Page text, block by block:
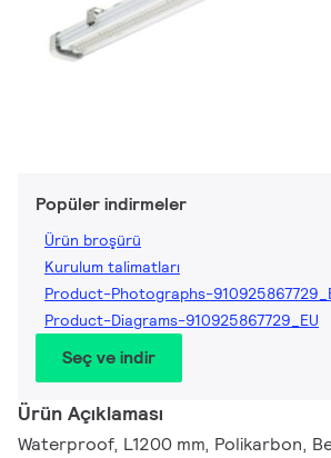
Popüler indirmeler
Ürün broşürü
Kurulum talimatları
Product-Photographs-
Product-Diagrams-910925867729_EU
Seç ve indir
Ürün Açıklaması
Waterproof, L1200 mm, Polikarbon,